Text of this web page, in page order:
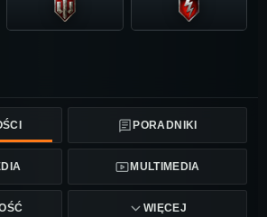
PORADNIKI
MULTIMEDIA
WIĘCEJ